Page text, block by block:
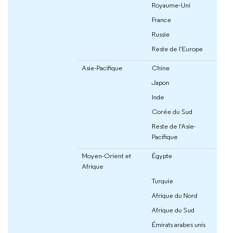
Royaume-Uni
France
Russie
Reste de l'Europe
Asie-Pacifique
Chine
Japon
Inde
Corée du Sud
Reste de l'Asie-
Pacifique
Moyen-Orient et
Afrique
Égypte
Turquie
Afrique du Nord
Afrique du Sud
Émirats arabes unis